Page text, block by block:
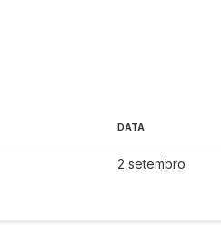
DATA
2 setembro